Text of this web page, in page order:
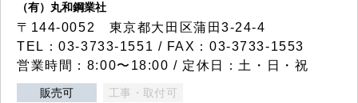
（有）丸和鋼業社
〒144-0052 東京都大田区蒲田3-24-4
TEL：03-3733-1551 / FAX：03-3733-1553
営業時間：8:00〜18:00 / 定休日：土・日・祝
販売可 工事・取付可